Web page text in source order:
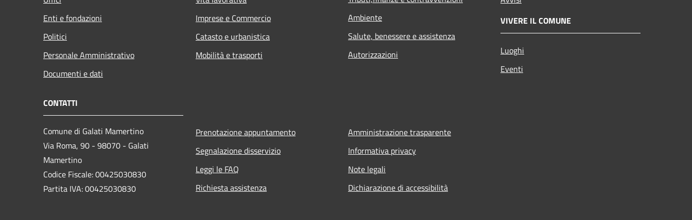
Enti e fondazioni
Politici
Personale Amministrativo
Documenti e dati
Imprese e Commercio
Catasto e urbanistica
Mobilità e trasporti
Ambiente
Salute, benessere e assistenza
Autorizzazioni
VIVERE IL COMUNE
Luoghi
Eventi
CONTATTI
Comune di Galati Mamertino
Via Roma, 90 - 98070 - Galati
Mamertino
Codice Fiscale: 00425030830
Partita IVA: 00425030830
Prenotazione appuntamento
Segnalazione disservizio
Leggi le FAQ
Richiesta assistenza
Amministrazione trasparente
Informativa privacy
Note legali
Dichiarazione di accessibilità